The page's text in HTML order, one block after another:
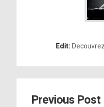
Edit:
Previous Post